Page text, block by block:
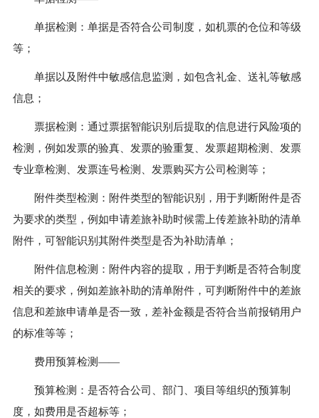
单据检测：单据是否符合公司制度，如机票的仓位和等级
等；
单据以及附件中敏感信息监测，如包含礼金、送礼等敏感
信息；
票据检测：通过票据智能识别后提取的信息进行风险项的
检测，例如发票的验真、发票的验重复、发票超期检测、发票
专业章检测、发票连号检测、发票购买方公司检测等；
附件类型检测：附件类型的智能识别，用于判断附件是否
为要求的类型，例如申请差旅补助时候需上传差旅补助的清单
附件，可智能识别其附件类型是否为补助清单；
附件信息检测：附件内容的提取，用于判断是否符合制度
相关的要求，例如差旅补助的清单附件，可判断附件中的差旅
信息和差旅申请单是否一致，差补金额是否符合当前报销用户
的标准等等；
费用预算检测——
预算检测：是否符合公司、部门、项目等组织的预算制
度，如费用是否超标等；